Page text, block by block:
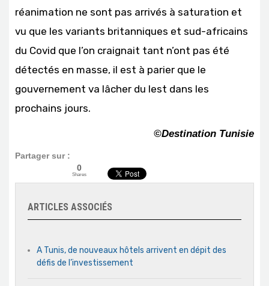
réanimation ne sont pas arrivés à saturation et
vu que les variants britanniques et sud-africains
du Covid que l’on craignait tant n’ont pas été
détectés en masse, il est à parier que le
gouvernement va lâcher du lest dans les
prochains jours.
©Destination Tunisie
Partager sur :
0
Shares
ARTICLES ASSOCIÉS
A Tunis, de nouveaux hôtels arrivent en dépit des
défis de l’investissement